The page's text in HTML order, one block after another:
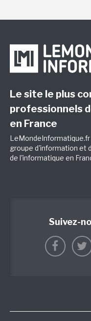
Le site le plus
professionnels
en France
groupe d'information et
de l'informatique en
Suivez-